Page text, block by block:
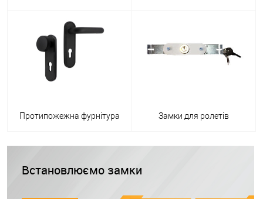
Протипожежна фурнітура Замки для ролетів
Встановлюємо замки